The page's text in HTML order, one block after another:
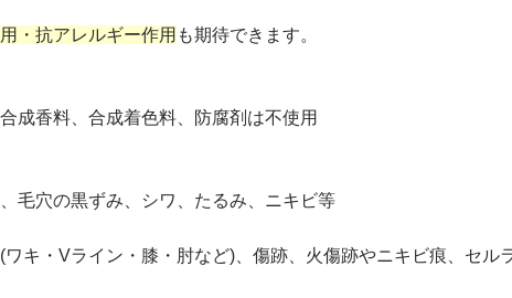
・抗アレルギー作用 も期待できます。
成香料、合成着色料、防腐剤は不使用
毛穴の黒ずみ、シワ、たるみ、ニキビ等
キ・Vライン・膝・肘など)、傷跡、火傷跡やニキビ痕、セル